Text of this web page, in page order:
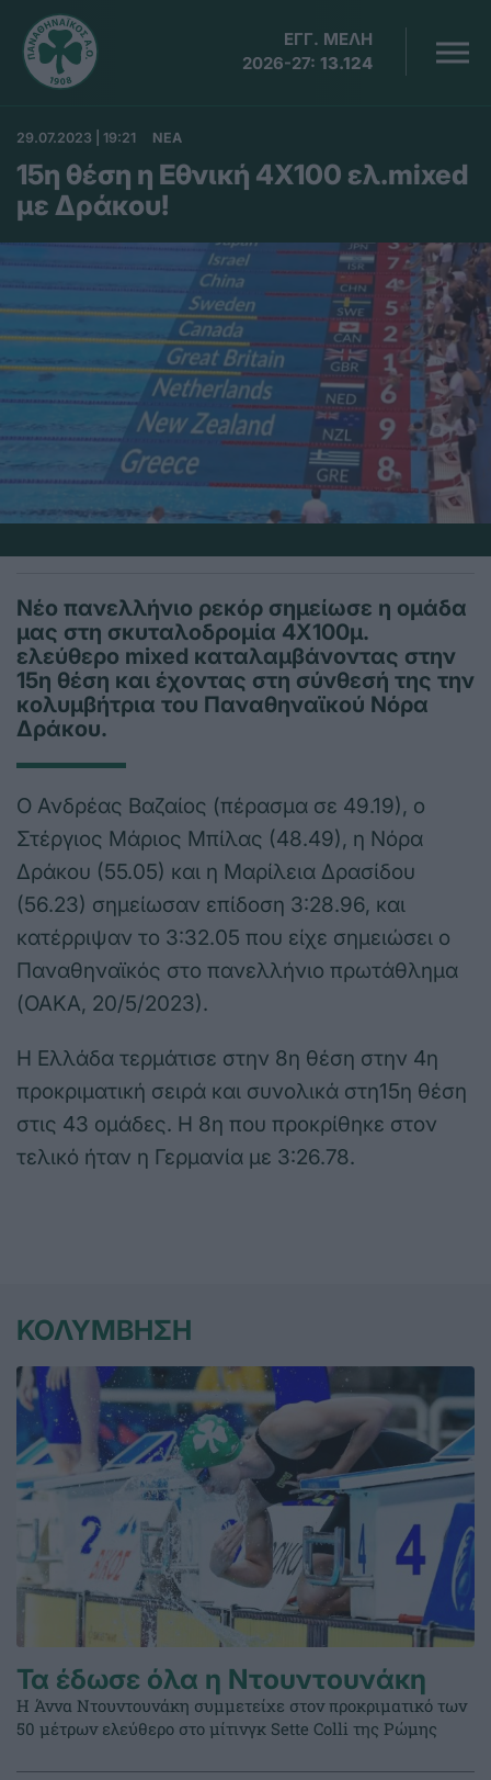
ΕΓΓ. ΜΕΛΗ
2026-27: 13.124
29.07.2023 | 19:21 ΝΕΑ
15η θέση η Εθνική 4Χ100 ελ.mixed
με Δράκου!
Νέο πανελλήνιο ρεκόρ σημείωσε η ομάδα
μας στη σκυταλοδρομία 4Χ100μ.
ελεύθερο mixed καταλαμβάνοντας στην
15η θέση και έχοντας στη σύνθεσή της την
κολυμβήτρια του Παναθηναϊκού Νόρα
Δράκου.
Ο Ανδρέας Βαζαίος (πέρασμα σε 49.19), ο
Στέργιος Μάριος Μπίλας (48.49), η Νόρα
Δράκου (55.05) και η Μαρίλεια Δρασίδου
(56.23) σημείωσαν επίδοση 3:28.96, και
κατέρριψαν το 3:32.05 που είχε σημειώσει ο
Παναθηναϊκός στο πανελλήνιο πρωτάθλημα
(ΟΑΚΑ, 20/5/2023).
Η Ελλάδα τερμάτισε στην 8η θέση στην 4η
προκριματική σειρά και συνολικά στη15η θέση
στις 43 ομάδες. Η 8η που προκρίθηκε στον
τελικό ήταν η Γερμανία με 3:26.78.
ΚΟΛΥΜΒΗΣΗ
Τα έδωσε όλα η Ντουντουνάκη
Η Άννα Ντουντουνάκη συμμετείχε στον προκριματικό των
50 μέτρων ελεύθερο στο μίτινγκ Sette Colli της Ρώμης